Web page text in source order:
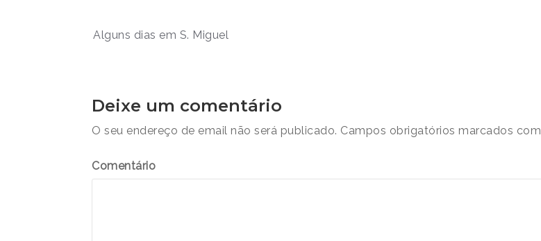
Navegação
Alguns dias em S. Miguel
Deixe um comentário
O seu endereço de email não será publicado. Campos obrigatórios marcados com
Comentário